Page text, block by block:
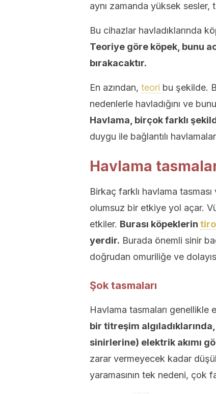
aynı zamanda yüksek sesler,
Bu cihazlar havladıklarında
Teoriye göre köpek, bunu
bırakacaktır.
En azından, teori bu şekilde.
nedenlerle havladığını ve
Havlama, birçok farklı
duygu ile bağlantılı
Havlama
Birkaç farklı havlama
olumsuz bir etkiye yol açar.
etkiler. Burası köpeklerin
yerdir. Burada önemli sinir
doğrudan omuriliğe ve
Şok tasmaları
Havlama tasmaları genellikle
bir titreşim
sinirlerine) elektrik akımı
zarar vermeyecek kadar
yaramasının tek nedeni, çok